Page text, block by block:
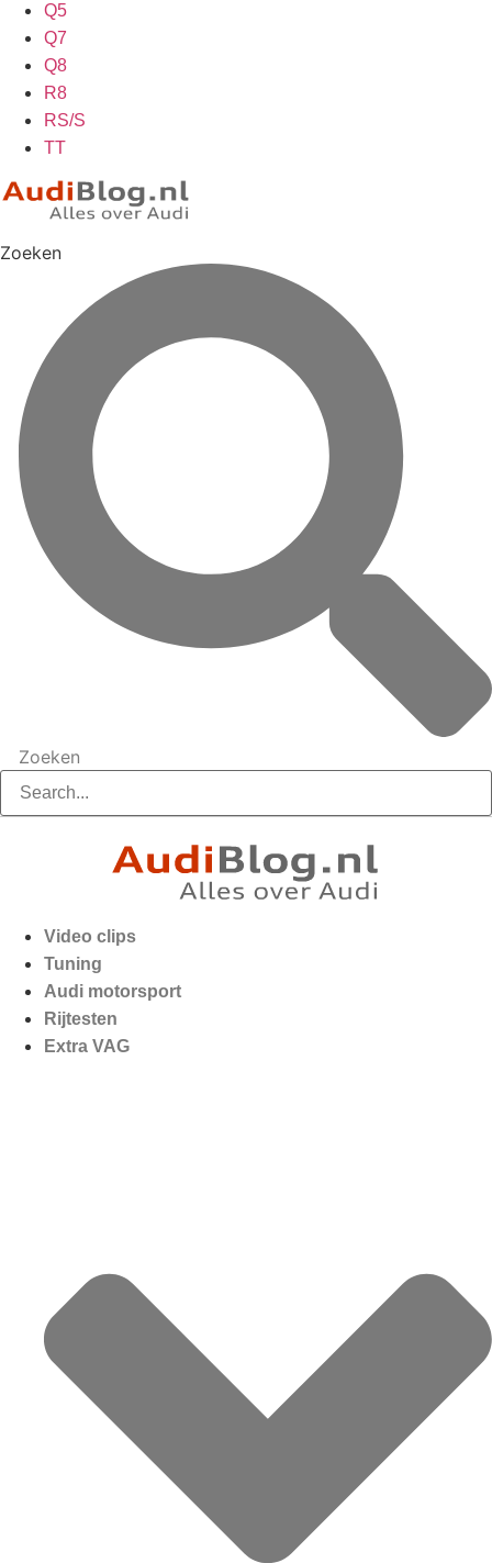
Q5
Q7
Q8
R8
RS/S
TT
Zoeken
Zoeken
Video clips
Tuning
Audi motorsport
Rijtesten
Extra VAG